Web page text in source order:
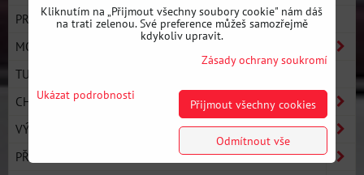
PRO LINE - ULTIMATE PERFORMANCE
MOTOR
TURBO KOMPONENTY
CHLAZENÍ
VÝFUKOVÝ SYSTÉM
PŘEVODOVKA A SPOJKA
Kliknutím na „Přijmout všechny soubory cookie" nám dáš
na trati zelenou. Své preference můžeš samozřejmě
kdykoliv upravit.
Zásady ochrany soukromí
Ukázat podrobnosti
Přijmout všechny cookies
Odmítnout vše